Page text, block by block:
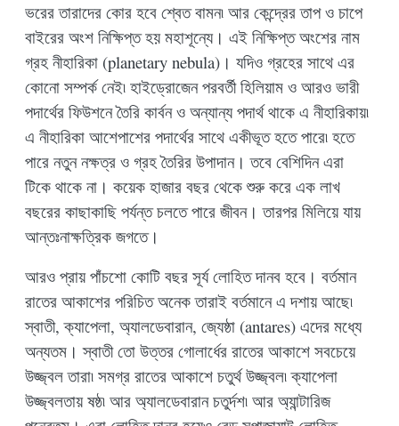
ভরের তারাদের কোর হবে শ্বেত বামন৷ আর কেন্দ্রের তাপ ও চাপে
বাইরের অংশ নিক্ষিপ্ত হয় মহাশূন্যে। এই নিক্ষিপ্ত অংশের নাম
গ্রহ নীহারিকা (planetary nebula)। যদিও গ্রহের সাথে এর
কোনো সম্পর্ক নেই৷ হাইড্রোজেন পরবর্তী হিলিয়াম ও আরও ভারী
পদার্থের ফিউশনে তৈরি কার্বন ও অন্যান্য পদার্থ থাকে এ নীহারিকায়৷
এ নীহারিকা আশেপাশের পদার্থের সাথে একীভূত হতে পারে৷ হতে
পারে নতুন নক্ষত্র ও গ্রহ তৈরির উপাদান। তবে বেশিদিন এরা
টিকে থাকে না। কয়েক হাজার বছর থেকে শুরু করে এক লাখ
বছরের কাছাকাছি পর্যন্ত চলতে পারে জীবন। তারপর মিলিয়ে যায়
আন্তঃনাক্ষত্রিক জগতে।
আরও প্রায় পাঁচশো কোটি বছর সূর্য লোহিত দানব হবে। বর্তমান
রাতের আকাশের পরিচিত অনেক তারাই বর্তমানে এ দশায় আছে৷
স্বাতী, ক্যাপেলা, অ্যালডেবারান, জ্যেষ্ঠা (antares) এদের মধ্যে
অন্যতম। স্বাতী তো উত্তর গোলার্ধের রাতের আকাশে সবচেয়ে
উজ্জ্বল তারা৷ সমগ্র রাতের আকাশে চতুর্থ উজ্জ্বল৷ ক্যাপেলা
উজ্জ্বলতায় ষষ্ঠ৷ আর অ্যালডেবারান চতুর্দশ৷ আর অ্যান্টারিজ